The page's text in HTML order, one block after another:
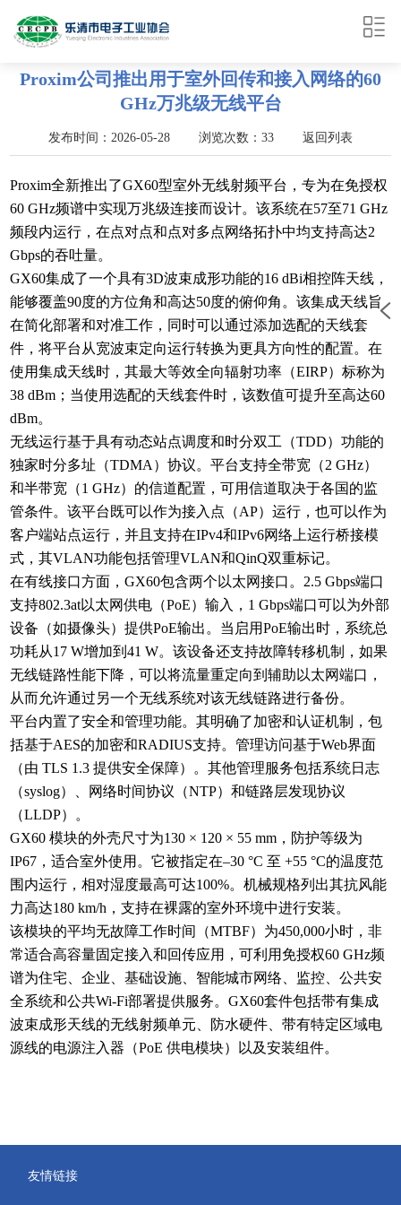
Proxim公司推出用于室外回传和接入网络的60
GHz万兆级无线平台
发布时间：2026-05-28 浏览次数：33 返回列表
Proxim全新推出了GX60型室外无线射频平台，专为在免授权
60 GHz频谱中实现万兆级连接而设计。该系统在57至71 GHz
频段内运行，在点对点和点对多点网络拓扑中均支持高达2
Gbps的吞吐量。
GX60集成了一个具有3D波束成形功能的16 dBi相控阵天线，
能够覆盖90度的方位角和高达50度的俯仰角。该集成天线旨
在简化部署和对准工作，同时可以通过添加选配的天线套
件，将平台从宽波束定向运行转换为更具方向性的配置。在
使用集成天线时，其最大等效全向辐射功率（EIRP）标称为
38 dBm；当使用选配的天线套件时，该数值可提升至高达60
dBm。
无线运行基于具有动态站点调度和时分双工（TDD）功能的
独家时分多址（TDMA）协议。平台支持全带宽（2 GHz）
和半带宽（1 GHz）的信道配置，可用信道取决于各国的监
管条件。该平台既可以作为接入点（AP）运行，也可以作为
客户端站点运行，并且支持在IPv4和IPv6网络上运行桥接模
式，其VLAN功能包括管理VLAN和QinQ双重标记。
在有线接口方面，GX60包含两个以太网接口。2.5 Gbps端口
支持802.3at以太网供电（PoE）输入，1 Gbps端口可以为外部
设备（如摄像头）提供PoE输出。当启用PoE输出时，系统总
功耗从17 W增加到41 W。该设备还支持故障转移机制，如果
无线链路性能下降，可以将流量重定向到辅助以太网端口，
从而允许通过另一个无线系统对该无线链路进行备份。
平台内置了安全和管理功能。其明确了加密和认证机制，包
括基于AES的加密和RADIUS支持。管理访问基于Web界面
（由 TLS 1.3 提供安全保障）。其他管理服务包括系统日志
（syslog）、网络时间协议（NTP）和链路层发现协议
（LLDP）。
GX60 模块的外壳尺寸为130 × 120 × 55 mm，防护等级为
IP67，适合室外使用。它被指定在–30 °C 至 +55 °C的温度范
围内运行，相对湿度最高可达100%。机械规格列出其抗风能
力高达180 km/h，支持在裸露的室外环境中进行安装。
该模块的平均无故障工作时间（MTBF）为450,000小时，非
常适合高容量固定接入和回传应用，可利用免授权60 GHz频
谱为住宅、企业、基础设施、智能城市网络、监控、公共安
全系统和公共Wi-Fi部署提供服务。GX60套件包括带有集成
波束成形天线的无线射频单元、防水硬件、带有特定区域电
源线的电源注入器（PoE 供电模块）以及安装组件。
友情链接